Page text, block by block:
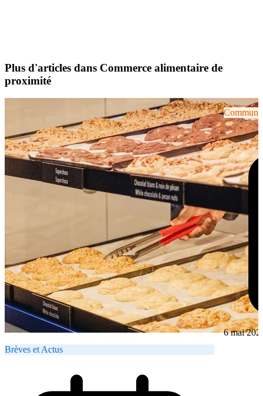
Plus d'articles dans Commerce alimentaire de
proximité
Brèves et Actus
6 mai